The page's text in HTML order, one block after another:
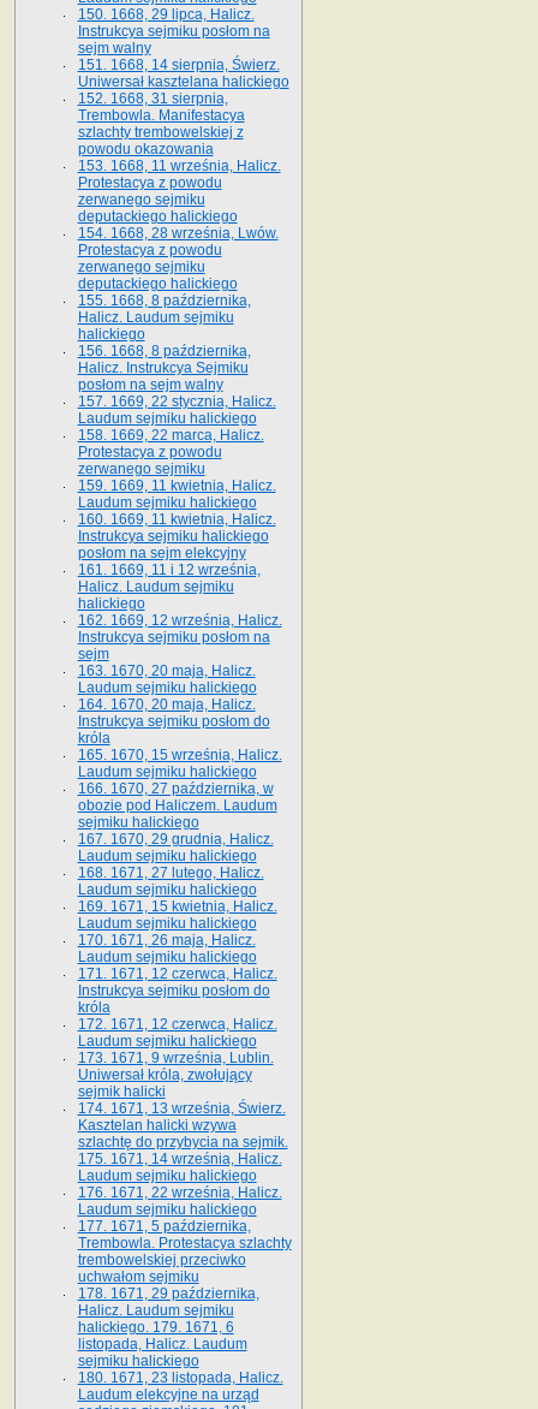
150. 1668, 29 lipca, Halicz.
Instrukcya sejmiku posłom na
sejm walny
151. 1668, 14 sierpnia, Świerz.
Uniwersał kasztelana halickiego
152. 1668, 31 sierpnia,
Trembowla. Manifestacya
szlachty trembowelskiej z
powodu okazowania
153. 1668, 11 września, Halicz.
Protestacya z powodu
zerwanego sejmiku
deputackiego halickiego
154. 1668, 28 września, Lwów.
Protestacya z powodu
zerwanego sejmiku
deputackiego halickiego
155. 1668, 8 października,
Halicz. Laudum sejmiku
halickiego
156. 1668, 8 października,
Halicz. Instrukcya Sejmiku
posłom na sejm walny
157. 1669, 22 stycznia, Halicz.
Laudum sejmiku halickiego
158. 1669, 22 marca, Halicz.
Protestacya z powodu
zerwanego sejmiku
159. 1669, 11 kwietnia, Halicz.
Laudum sejmiku halickiego
160. 1669, 11 kwietnia, Halicz.
Instrukcya sejmiku halickiego
posłom na sejm elekcyjny
161. 1669, 11 i 12 września,
Halicz. Laudum sejmiku
halickiego
162. 1669, 12 września, Halicz.
Instrukcya sejmiku posłom na
sejm
163. 1670, 20 maja, Halicz.
Laudum sejmiku halickiego
164. 1670, 20 maja, Halicz.
Instrukcya sejmiku posłom do
króla
165. 1670, 15 września, Halicz.
Laudum sejmiku halickiego
166. 1670, 27 października, w
obozie pod Haliczem. Laudum
sejmiku halickiego
167. 1670, 29 grudnia, Halicz.
Laudum sejmiku halickiego
168. 1671, 27 lutego, Halicz.
Laudum sejmiku halickiego
169. 1671, 15 kwietnia, Halicz.
Laudum sejmiku halickiego
170. 1671, 26 maja, Halicz.
Laudum sejmiku halickiego
171. 1671, 12 czerwca, Halicz.
Instrukcya sejmiku posłom do
króla
172. 1671, 12 czerwca, Halicz.
Laudum sejmiku halickiego
173. 1671, 9 września, Lublin.
Uniwersał króla, zwołujący
sejmik halicki
174. 1671, 13 września, Świerz.
Kasztelan halicki wzywa
szlachtę do przybycia na sejmik.
175. 1671, 14 września, Halicz.
Laudum sejmiku halickiego
176. 1671, 22 września, Halicz.
Laudum sejmiku halickiego
177. 1671, 5 października,
Trembowla. Protestacya szlachty
trembowelskiej przeciwko
uchwałom sejmiku
178. 1671, 29 października,
Halicz. Laudum sejmiku
halickiego. 179. 1671, 6
listopada, Halicz. Laudum
sejmiku halickiego
180. 1671, 23 listopada, Halicz.
Laudum elekcyjne na urząd